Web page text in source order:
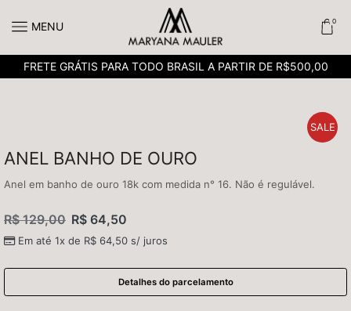
MENU 0
FRETE GRÁTIS PARA TODO BRASIL A PARTIR DE R$500,00
SALE
ANEL BANHO DE OURO
Anel em banho de ouro 18k com medida n° 16. Não é regulável.
R$129,00 R$64,50
Em até 1x de R$ 64,50 s/ juros
Detalhes do parcelamento